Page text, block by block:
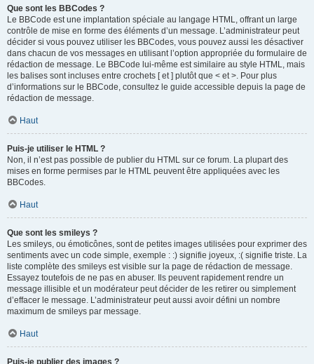
Que sont les BBCodes ?
Le BBCode est une implantation spéciale au langage HTML, offrant un large
contrôle de mise en forme des éléments d’un message. L’administrateur peut
décider si vous pouvez utiliser les BBCodes, vous pouvez aussi les désactiver
dans chacun de vos messages en utilisant l’option appropriée du formulaire de
rédaction de message. Le BBCode lui-même est similaire au style HTML, mais
les balises sont incluses entre crochets [ et ] plutôt que < et >. Pour plus
d’informations sur le BBCode, consultez le guide accessible depuis la page de
rédaction de message.
Haut
Puis-je utiliser le HTML ?
Non, il n’est pas possible de publier du HTML sur ce forum. La plupart des
mises en forme permises par le HTML peuvent être appliquées avec les
BBCodes.
Haut
Que sont les smileys ?
Les smileys, ou émoticônes, sont de petites images utilisées pour exprimer des
sentiments avec un code simple, exemple : :) signifie joyeux, :( signifie triste. La
liste complète des smileys est visible sur la page de rédaction de message.
Essayez toutefois de ne pas en abuser. Ils peuvent rapidement rendre un
message illisible et un modérateur peut décider de les retirer ou simplement
d’effacer le message. L’administrateur peut aussi avoir défini un nombre
maximum de smileys par message.
Haut
Puis-je publier des images ?